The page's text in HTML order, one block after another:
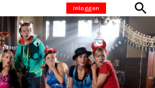
inhoudInloggen